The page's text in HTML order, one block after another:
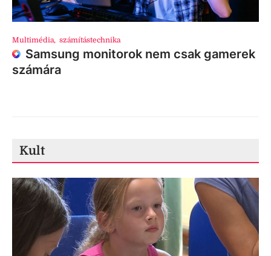
Multimédia, számítástechnika
Samsung monitorok nem csak gamerek
számára
Kult